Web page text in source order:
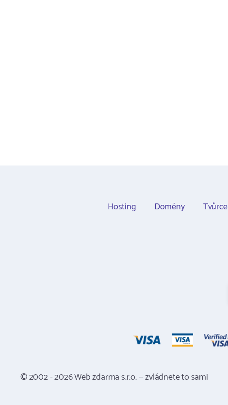
Hosting Domény Tvůrce
© 2002 - 2026 Web zdarma s.r.o. — zvládnete to sami